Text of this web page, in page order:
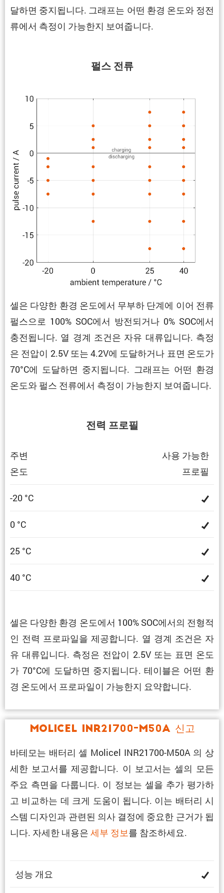
달하면 중지됩니다. 그래프는 어떤 환경 온도와 정전
류에서 측정이 가능한지 보여줍니다.
펄스 전류
셀은 다양한 환경 온도에서 무부하 단계에 이어 전류
펄스으로 100% SOC에서 방전되거나 0% SOC에서
충전됩니다. 열 경계 조건은 자유 대류입니다. 측정
은 전압이 2.5V 또는 4.2V에 도달하거나 표면 온도가
70°C에 도달하면 중지됩니다. 그래프는 어떤 환경
온도와 펄스 전류에서 측정이 가능한지 보여줍니다.
전력 프로필
주변
온도
사용 가능한
프로필
-20 °C
0 °C
25 °C
40 °C
셀은 다양한 환경 온도에서 100% SOC에서의 전형적
인 전력 프로파일을 제공합니다. 열 경계 조건은 자
유 대류입니다. 측정은 전압이 2.5V 또는 표면 온도
가 70°C에 도달하면 중지됩니다. 테이블은 어떤 환
경 온도에서 프로파일이 가능한지 요약합니다.
Molicel INR21700-M50A 신고
바테모는 배터리 셀 Molicel INR21700-M50A 의 상
세한 보고서를 제공합니다. 이 보고서는 셀의 모든
주요 측면을 다룹니다. 이 정보는 셀을 추가 평가하
고 비교하는 데 크게 도움이 됩니다. 이는 배터리 시
스템 디자인과 관련된 의사 결정에 중요한 근거가 됩
니다. 자세한 내용은 세부 정보를 참조하세요.
성능 개요